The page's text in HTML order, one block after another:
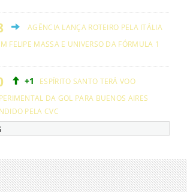
AGÊNCIA LANÇA ROTEIRO PELA ITÁLIA
FELIPE MASSA E UNIVERSO DA FÓRMULA 1
+1
ESPÍRITO SANTO TERÁ VOO
DA GOL PARA BUENOS AIRES
PELA CVC